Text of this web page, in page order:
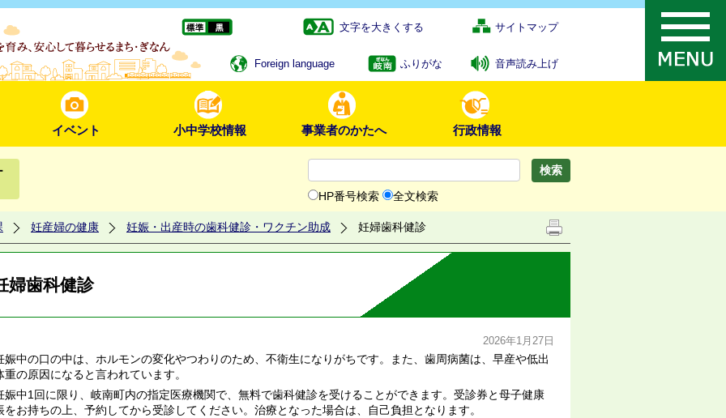
文字を大きくする サイトマップ
Foreign language ふりがな 音声読み上げ
イベント 小中学校情報 事業者のかたへ 行政情報
HP番号検索 全文検索
妊産婦の健康 妊娠・出産時の歯科健診・ワクチン助成 妊婦歯科健診
婦歯科健診
2026年1月27日
中の口の中は、ホルモンの変化やつわりのため、不衛生になりがちです。また、歯周病菌は、早産や低出
重の原因になると言われています。
中1回に限り、岐南町内の指定医療機関で、無料で歯科健診を受けることができます。受診券と母子健康
をお持ちの上、予約してから受診してください。治療となった場合は、自己負担となります。